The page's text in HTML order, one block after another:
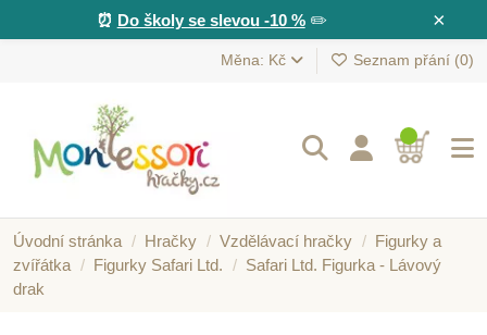
×
⏰ Do školy se slevou -10 %✏️
Měna: Kč Seznam přání (0)
Úvodní stránka Hračky Vzdělávací hračky
Figurky a
zvířátka
Figurky Safari Ltd.
Safari Ltd. Figurka - Lávový
drak